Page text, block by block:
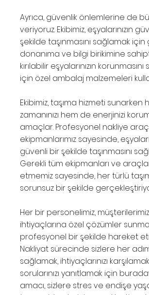
Ayrıca, güvenlik önlemlerine de
veriyoruz. Ekibimiz, eşyalarınızın
şekilde taşınmasını sağlamak için
donanıma ve bilgi birikimine
kırılabilir eşyalarınızın
için özel ambalaj malzemeleri
Ekibimiz, taşıma hizmeti sunarken
zamanınızı hem de enerjinizi
amaçlar. Profesyonel nakliye
ekipmanlarımız sayesinde,
güvenli bir şekilde taşınmasını
Gerekli tüm ekipmanları ve
etmemiz sayesinde, her türlü
sorunsuz bir şekilde
Her bir personelimiz,
ihtiyaçlarına özel çözümler
profesyonel bir şekilde hareket
Nakliyat sürecinde sizlere her
sağlamak, ihtiyaçlarınızı
sorularınızı yanıtlamak için
amacı, sizlere stres ve endişe